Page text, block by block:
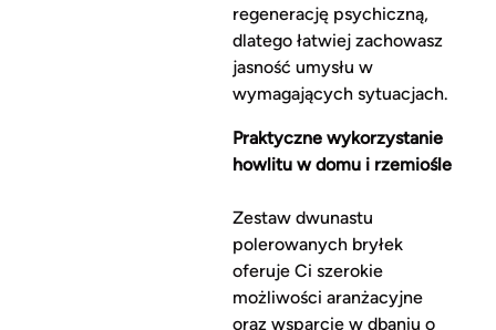
regenerację psychiczną,
dlatego łatwiej zachowasz
jasność umysłu w
wymagających sytuacjach.
Praktyczne wykorzystanie
howlitu w domu i rzemiośle
Zestaw dwunastu
polerowanych bryłek
oferuje Ci szerokie
możliwości aranżacyjne
oraz wsparcie w dbaniu o